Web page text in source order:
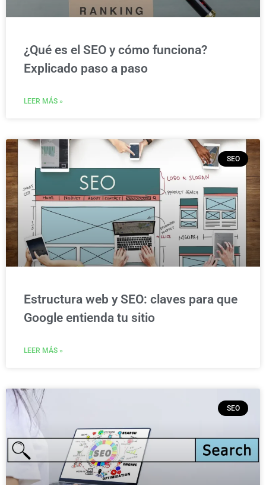
¿Qué es el SEO y cómo funciona?
Explicado paso a paso
LEER MÁS »
SEO
Estructura web y SEO: claves para que
Google entienda tu sitio
LEER MÁS »
SEO